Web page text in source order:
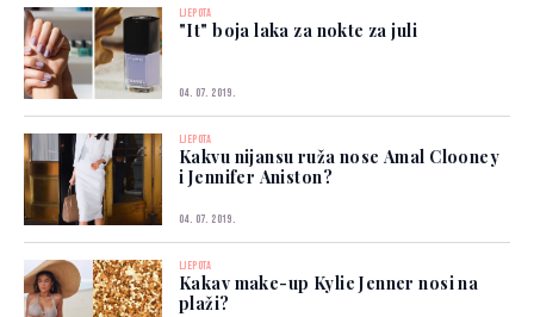
LJEPOTA
"It" boja laka za nokte za juli
04. 07. 2019.
LJEPOTA
Kakvu nijansu ruža nose Amal Clooney
i Jennifer Aniston?
04. 07. 2019.
LJEPOTA
Kakav make-up Kylie Jenner nosi na
plaži?